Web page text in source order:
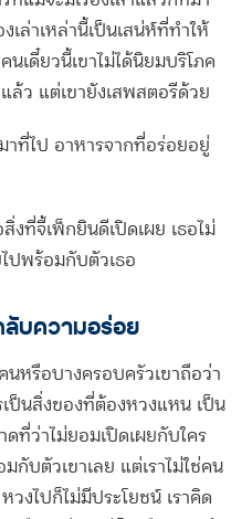
เล่าเหล่านี้เป็นเสน่ห์ที่ทำให้
เดี๋ยวนี้เขาไม่ได้นิยมบริโภค
ล้ว แต่เขายังเสพสตอรีด้วย
าที่ไป อาหารจากที่อร่อยอยู่
งที่จี้เพ็กยินดีเปิดเผย เธอไม่
ปพร้อมกับตัวเธอ
บความอร่อย
นหรือบางครอบครัวเขาถือว่า
ป็นสิ่งของที่ต้องหวงแหน เป็น
ที่ว่าไม่ยอมเปิดเผยกับใคร
กับตัวเขาเลย แต่เราไม่ใช่คน
วงไปก็ไม่มีประโยชน์ เราคิด